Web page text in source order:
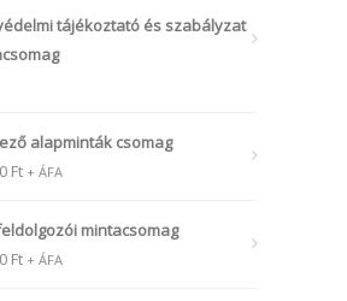
tájékoztató és szabályzat
alapminták csomag
Ft + ÁFA
mintacsomag
Ft + ÁFA